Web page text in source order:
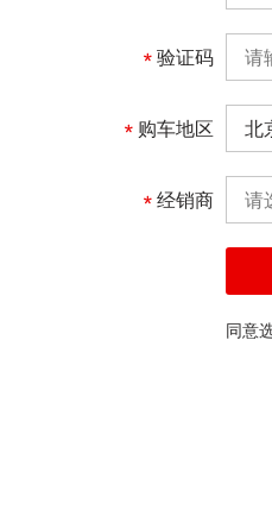
验证码
购车地区 北
经销商 请
同意